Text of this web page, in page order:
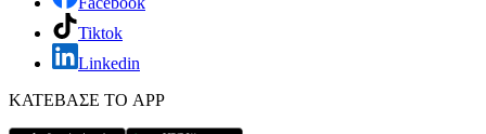
Tiktok
Linkedin
ΚΑΤΕΒΑΣΕ ΤΟ APP